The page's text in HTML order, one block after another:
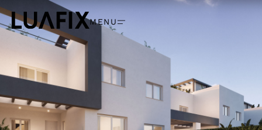
MENU